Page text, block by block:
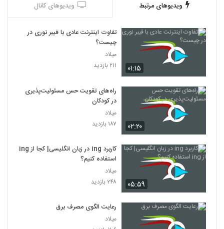
ویدیوهای مرتبط ویدیوهای کانال
۰۱:۱۵
تفاوت اینترنت عادی با فیبر نوری در
چیست؟
میلاد
۲۱۱ بازدید
۰۲:۲۰
راه‌های تقویت حس مسئولیت‌پذیری
در کودکان
میلاد
۱۸۷ بازدید
۰۵:۵۹
کاربرد ing در زبان انگلیسی| کجا از ing
استفاده کنیم؟
میلاد
۲۴۸ بازدید
رعایت الگوی مصرف برق
میلاد